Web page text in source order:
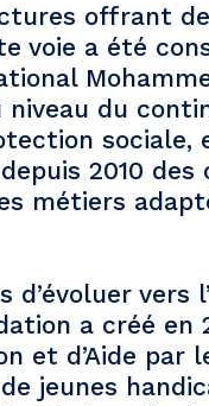
offrant
voie a été
niveau du
sociale,
2010 des
métiers
vers
a créé en
et d’Aide par
jeunes